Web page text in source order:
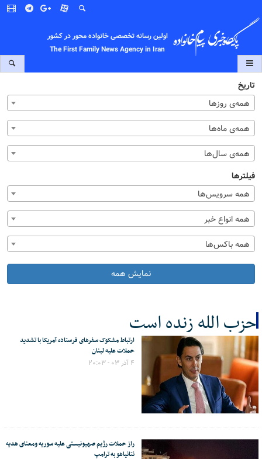
اولین رسانه تخصصی خانواده محور در کشور
The First Family News Agency in Iran
تاریخ
همه‌ی روزها
همه‌ی ماه‌ها
همه‌ی سال‌ها
فیلترها
همه سرویس‌ها
همه انواع خبر
همه باکس‌ها
نمایش همه
حزب الله زنده است
کل اخبار:17
ارتباط مشکوک سفرهای فرستاده آمریکا با تشدید
حملات علیه لبنان
۴ آذر ۰۳ - ۲۰:۰۳
راز حملات رژیم صهیونیستی علیه سوریه ومعنای هدیه
نتانیاهو به ترامپ